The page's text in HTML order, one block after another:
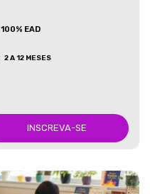
100% EAD
2 A 12 MESES
INSCREVA-SE